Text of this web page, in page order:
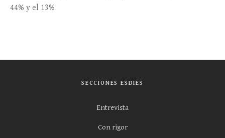
44% y el 13%
SECCIONES ESDIES
Entrevista
Con rigor